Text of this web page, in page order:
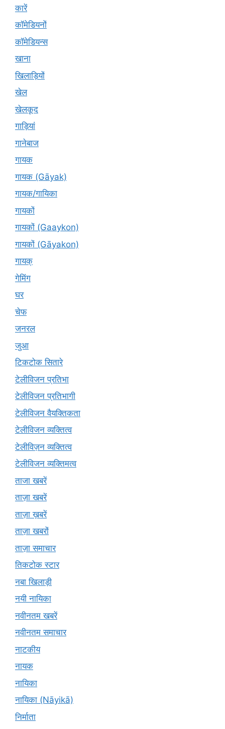
कारें
कॉमेडियनों
कॉमेडियन्स
खाना
खिलाड़ियों
खेल
खेलकूद
गाड़ियां
गानेबाज
गायक
गायक (Gāyak)
गायक/गायिका
गायकों
गायकों (Gaaykon)
गायकों (Gāyakon)
गायक्
गेमिंग
घर
चेफ
जनरल
जुआ
टिकटोक सितारे
टेलीविजन प्रतिभा
टेलीविजन प्रतिभागी
टेलीविजन वैयक्तिकता
टेलीविजन व्यक्तित्व
टेलीविज़न व्यक्तित्व
टेलीविजन व्यक्तिमत्व
ताजा खबरें
ताज़ा खबरें
ताज़ा ख़बरें
ताज़ा खबरों
ताज़ा समाचार
तिकटोक स्टार
नबा खिलाड़ी
नयी नायिका
नवीनतम खबरें
नवीनतम समाचार
नाटकीय
नायक
नायिका
नायिका (Nāyikā)
निर्माता